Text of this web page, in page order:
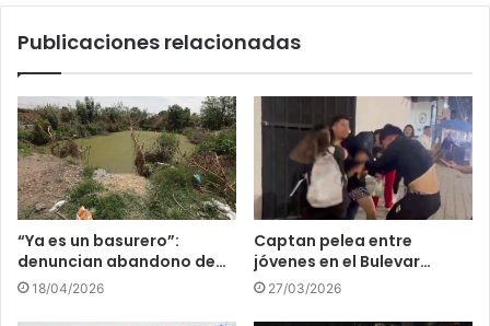
Publicaciones relacionadas
“Ya es un basurero”:
denuncian abandono de…
18/04/2026
Captan pelea entre
jóvenes en el Bulevar…
27/03/2026